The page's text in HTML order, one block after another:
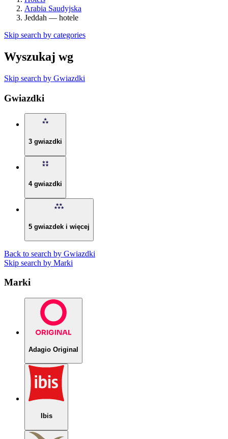
Arabia Saudyjska
Jeddah — hotele
Skip search by categories
Wyszukaj wg
Skip search by Gwiazdki
Gwiazdki
3 gwiazdki
4 gwiazdki
5 gwiazdek i więcej
Back to search by Gwiazdki
Skip search by Marki
Marki
Adagio Original
Ibis